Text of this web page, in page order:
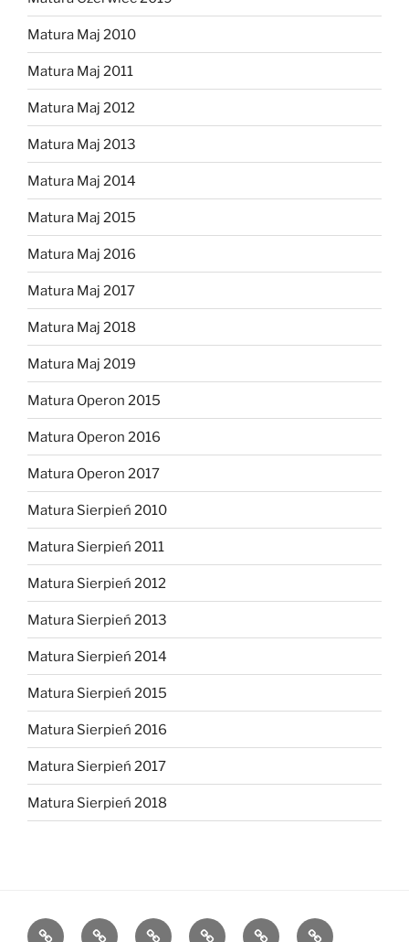
Matura Maj 2010
Matura Maj 2011
Matura Maj 2012
Matura Maj 2013
Matura Maj 2014
Matura Maj 2015
Matura Maj 2016
Matura Maj 2017
Matura Maj 2018
Matura Maj 2019
Matura Operon 2015
Matura Operon 2016
Matura Operon 2017
Matura Sierpień 2010
Matura Sierpień 2011
Matura Sierpień 2012
Matura Sierpień 2013
Matura Sierpień 2014
Matura Sierpień 2015
Matura Sierpień 2016
Matura Sierpień 2017
Matura Sierpień 2018
Strona Dlaczego
O Opinie Kontakt Chce